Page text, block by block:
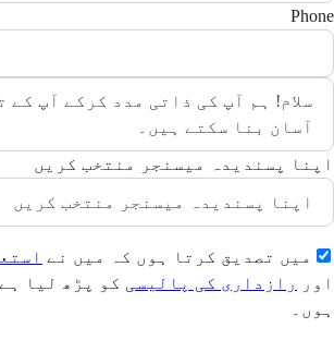
Phone
اپنا پسندیدہ میسنجر منتخب کریں
میں تصدیق کرتا ہوں کہ میں نے
اور
رازداری کی پالیسی کو پڑھ لیا
ہوں۔